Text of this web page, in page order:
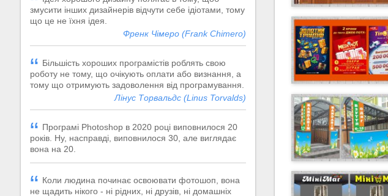
змусити інших дизайнерів відчути себе ідіотами, тому
що це не їхня ідея.
Френк Чімеро (Frank Chimero)
Більшість хороших програмістів роблять свою
роботу не тому, що очікують оплати або визнання, а
тому що отримують задоволення від програмування.
Лінус Торвальдс (Linus Torvalds)
Програмі Photoshop в 2020 році виповнилося 20
років. Ну, насправді, виповнилося 30, але виглядає
вона на 20.
Коли людина починає освоювати фотошоп, вона
не щадить нікого - ні рідних, ні друзів, ні домашніх